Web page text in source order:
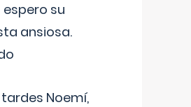
su
ansiosa.
Noemí,